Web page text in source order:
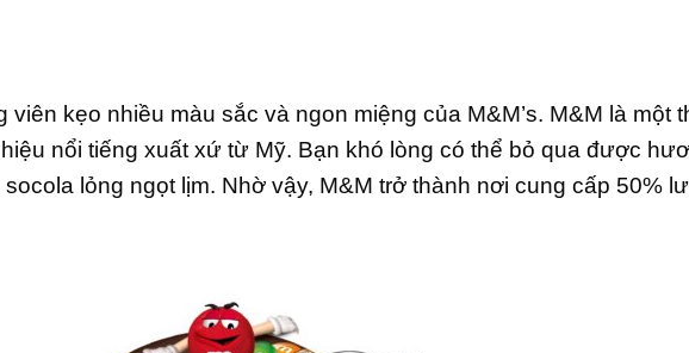
kẹo nhiều màu sắc và ngon miệng của M&M’s. M&M là một
nổi tiếng xuất xứ từ Mỹ. Bạn khó lòng có thể bỏ qua được
lỏng ngọt lịm. Nhờ vậy, M&M trở thành nơi cung cấp 50%